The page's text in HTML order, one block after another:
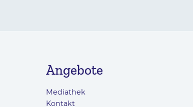
Angebote
Mediathek
Kontakt